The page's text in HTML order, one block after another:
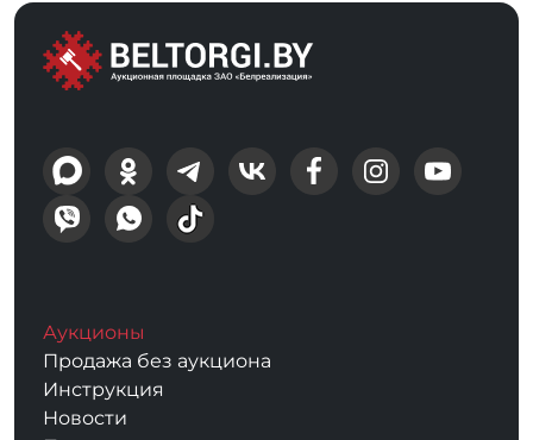
Аукционы
Продажа без аукциона
Инструкция
Новости